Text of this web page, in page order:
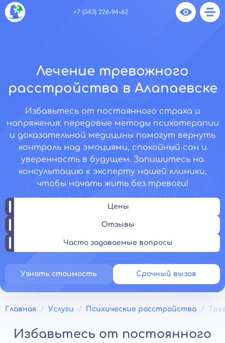
+7 (343) 226-94-62
Лечение тревожного
расстройства в Алапаевске
Избавьтесь от постоянного страха и
напряжения: передовые методы психотерапии
и доказательной медицины помогут вернуть
контроль над эмоциями, спокойный сон и
уверенность в будущем. Запишитесь на
консультацию к эксперту нашей клиники,
чтобы начать жить без тревоги!
Цены
Отзывы
Часто задаваемые вопросы
Узнать стоимость Срочный вызов
Главная Услуги Психические расстройства
Избавьтесь от постоянного